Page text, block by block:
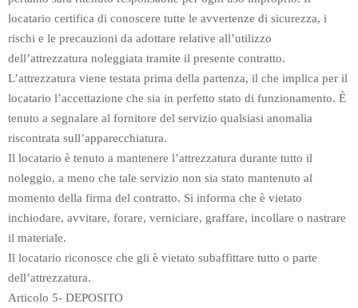
locatario certifica di conoscere tutte le avvertenze di sicurezza, i
rischi e le precauzioni da adottare relative all’utilizzo
dell’attrezzatura noleggiata tramite il presente contratto.
L’attrezzatura viene testata prima della partenza, il che implica per il
locatario l’accettazione che sia in perfetto stato di funzionamento. È
tenuto a segnalare al fornitore del servizio qualsiasi anomalia
riscontrata sull’apparecchiatura.
Il locatario è tenuto a mantenere l’attrezzatura durante tutto il
noleggio, a meno che tale servizio non sia stato mantenuto al
momento della firma del contratto. Si informa che è vietato
inchiodare, avvitare, forare, verniciare, graffare, incollare o nastrare
il materiale.
Il locatario riconosce che gli è vietato subaffittare tutto o parte
dell’attrezzatura.
Articolo 5- DEPOSITO